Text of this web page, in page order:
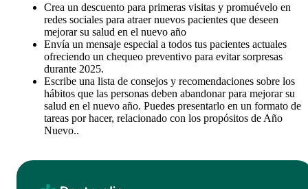
Crea un descuento para primeras visitas y promuévelo en
redes sociales para atraer nuevos pacientes que deseen
mejorar su salud en el nuevo año
Envía un mensaje especial a todos tus pacientes actuales
ofreciendo un chequeo preventivo para evitar sorpresas
durante 2025.
Escribe una lista de consejos y recomendaciones sobre los
hábitos que las personas deben abandonar para mejorar su
salud en el nuevo año. Puedes presentarlo en un formato de
tareas por hacer, relacionado con los propósitos de Año
Nuevo..